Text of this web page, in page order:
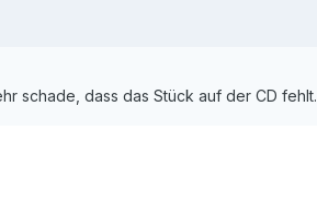
schade, dass das Stück auf der CD fehlt.